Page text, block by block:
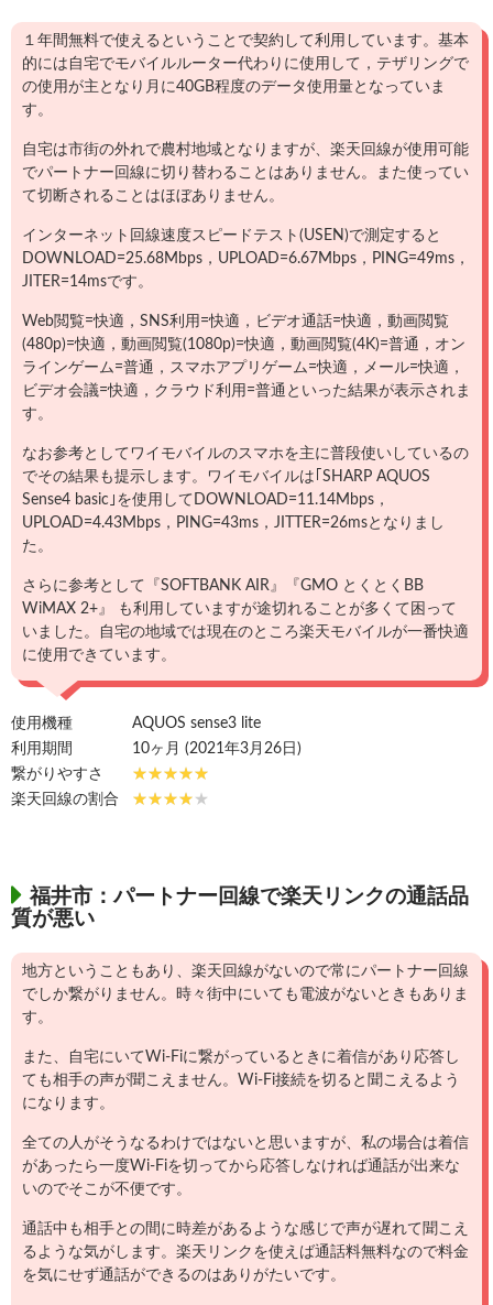
１年間無料で使えるということで契約して利用しています。基本
的には自宅でモバイルルーター代わりに使用して，テザリングで
の使用が主となり月に40GB程度のデータ使用量となっていま
す。
自宅は市街の外れで農村地域となりますが、楽天回線が使用可能
でパートナー回線に切り替わることはありません。また使ってい
て切断されることはほぼありません。
インターネット回線速度スピードテスト(USEN)で測定すると
DOWNLOAD=25.68Mbps，UPLOAD=6.67Mbps，PING=49ms，
JITER=14msです。
Web閲覧=快適，SNS利用=快適，ビデオ通話=快適，動画閲覧
(480p)=快適，動画閲覧(1080p)=快適，動画閲覧(4K)=普通，オン
ラインゲーム=普通，スマホアプリゲーム=快適，メール=快適，
ビデオ会議=快適，クラウド利用=普通といった結果が表示されま
す。
なお参考としてワイモバイルのスマホを主に普段使いしているの
でその結果も提示します。ワイモバイルは｢SHARP AQUOS
Sense4 basic｣を使用してDOWNLOAD=11.14Mbps，
UPLOAD=4.43Mbps，PING=43ms，JITTER=26msとなりまし
た。
さらに参考として『SOFTBANK AIR』『GMO とくとくBB
WiMAX 2+』 も利用していますが途切れることが多くて困って
いました。自宅の地域では現在のところ楽天モバイルが一番快適
に使用できています。
使用機種
AQUOS sense3 lite
利用期間
10ヶ月 (2021年3月26日)
繋がりやすさ
楽天回線の割合
福井市：パートナー回線で楽天リンクの通話品
質が悪い
地方ということもあり、楽天回線がないので常にパートナー回線
でしか繋がりません。時々街中にいても電波がないときもありま
す。
また、自宅にいてWi-Fiに繋がっているときに着信があり応答し
ても相手の声が聞こえません。Wi-Fi接続を切ると聞こえるよう
になります。
全ての人がそうなるわけではないと思いますが、私の場合は着信
があったら一度Wi-Fiを切ってから応答しなければ通話が出来な
いのでそこが不便です。
通話中も相手との間に時差があるような感じで声が遅れて聞こえ
るような気がします。楽天リンクを使えば通話料無料なので料金
を気にせず通話ができるのはありがたいです。